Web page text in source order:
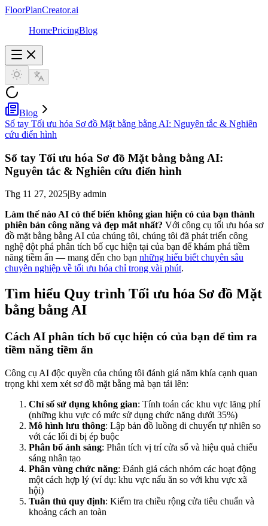
FloorPlanCreator.ai
HomePricingBlog
Blog
Sổ tay Tối ưu hóa Sơ đồ Mặt bằng bằng AI: Nguyên tắc & Nghiên
cứu điển hình
Sổ tay Tối ưu hóa Sơ đồ Mặt bằng bằng AI:
Nguyên tắc & Nghiên cứu điển hình
Thg 11 27, 2025|By admin
Làm thế nào AI có thể biến không gian hiện có của bạn thành
phiên bản công năng và đẹp mắt nhất? Với công cụ tối ưu hóa sơ
đồ mặt bằng bằng AI của chúng tôi, chúng tôi đã phát triển công
nghệ đột phá phân tích bố cục hiện tại của bạn để khám phá tiềm
năng tiềm ẩn — mang đến cho bạn những hiểu biết chuyên sâu
chuyên nghiệp về tối ưu hóa chỉ trong vài phút.
Tìm hiểu Quy trình Tối ưu hóa Sơ đồ Mặt
bằng bằng AI
Cách AI phân tích bố cục hiện có của bạn để tìm ra
tiềm năng tiềm ẩn
Công cụ AI độc quyền của chúng tôi đánh giá năm khía cạnh quan
trọng khi xem xét sơ đồ mặt bằng mà bạn tải lên:
Chỉ số sử dụng không gian: Tính toán các khu vực lãng phí
(những khu vực có mức sử dụng chức năng dưới 35%)
Mô hình lưu thông: Lập bản đồ luồng di chuyển tự nhiên so
với các lối đi bị ép buộc
Phân bổ ánh sáng: Phân tích vị trí cửa sổ và hiệu quả chiếu
sáng nhân tạo
Phân vùng chức năng: Đánh giá cách nhóm các hoạt động
một cách hợp lý (ví dụ: khu vực nấu ăn so với khu vực xã
hội)
Tuân thủ quy định: Kiểm tra chiều rộng cửa tiêu chuẩn và
khoảng cách an toàn